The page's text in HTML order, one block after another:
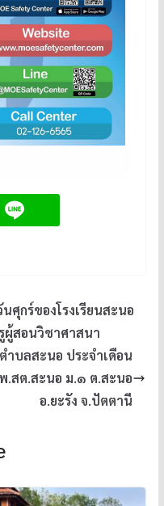
ศุกร์ของโรงเรียนสะนอ
ผู้สอนวิชาศาสนา
บลสะนอ ประจำเดือน
สต.สะนอ ม.๑ ต.สะนอ
อ.ยะรัง จ.ปัตตานี